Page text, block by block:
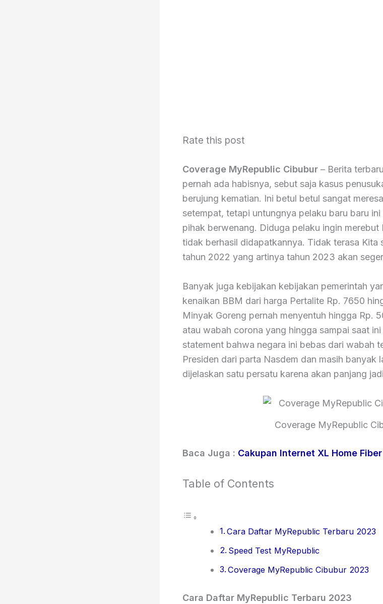
Rate this post
Coverage MyRepublic Cibubur – Berita
pernah ada habisnya, sebut saja kasus
berujung kematian. Ini betul betul sangat
setempat, tetapi untungnya pelaku baru baru
pihak berwenang. Diduga pelaku ingin merebut
tidak berhasil didapatkannya. Tidak terasa Kita
tahun 2022 yang artinya tahun 2023 akan
Banyak juga kebijakan kebijakan pemerintah
kenaikan BBM dari harga Pertalite Rp. 7650
Minyak Goreng pernah menyentuh hingga Rp.
atau wabah corona yang hingga sampai saat
statement bahwa negara ini bebas dari wabah
Presiden dari parta Nasdem dan masih banyak
dijelaskan satu persatu karena akan panjang
Coverage MyRepublic
Baca Juga : Cakupan Internet XL Home Fiber
Table of Contents
Cara Daftar MyRepublic Terbaru 2023
Speed Test MyRepublic
Coverage MyRepublic Cibubur 2023
Cara Daftar MyRepublic Terbaru 2023